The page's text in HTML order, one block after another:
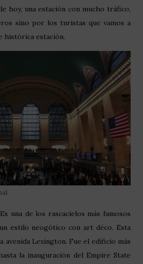
hoy, una estación con mucho tráfico,
sino por los turistas que vamos a
histórica estación.
Es una de los rascacielos más famosos
estilo neogótico con art déco. Esta
avenida Lexington. Fue el edificio más
la inauguración del Empire State